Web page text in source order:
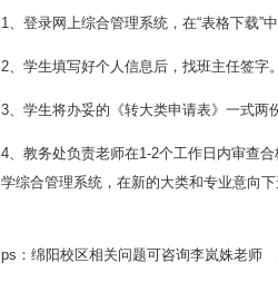
1、登录网上综合管理系统，在“表格下载”
2、学生填写好个人信息后，找班主任签字。
3、学生将办妥的《转大类申请表》一式两
4、教务处负责老师在1-2个工作日内审查
学综合管理系统，在新的大类和专业意向下
ps：绵阳校区相关问题可咨询李岚姝老师